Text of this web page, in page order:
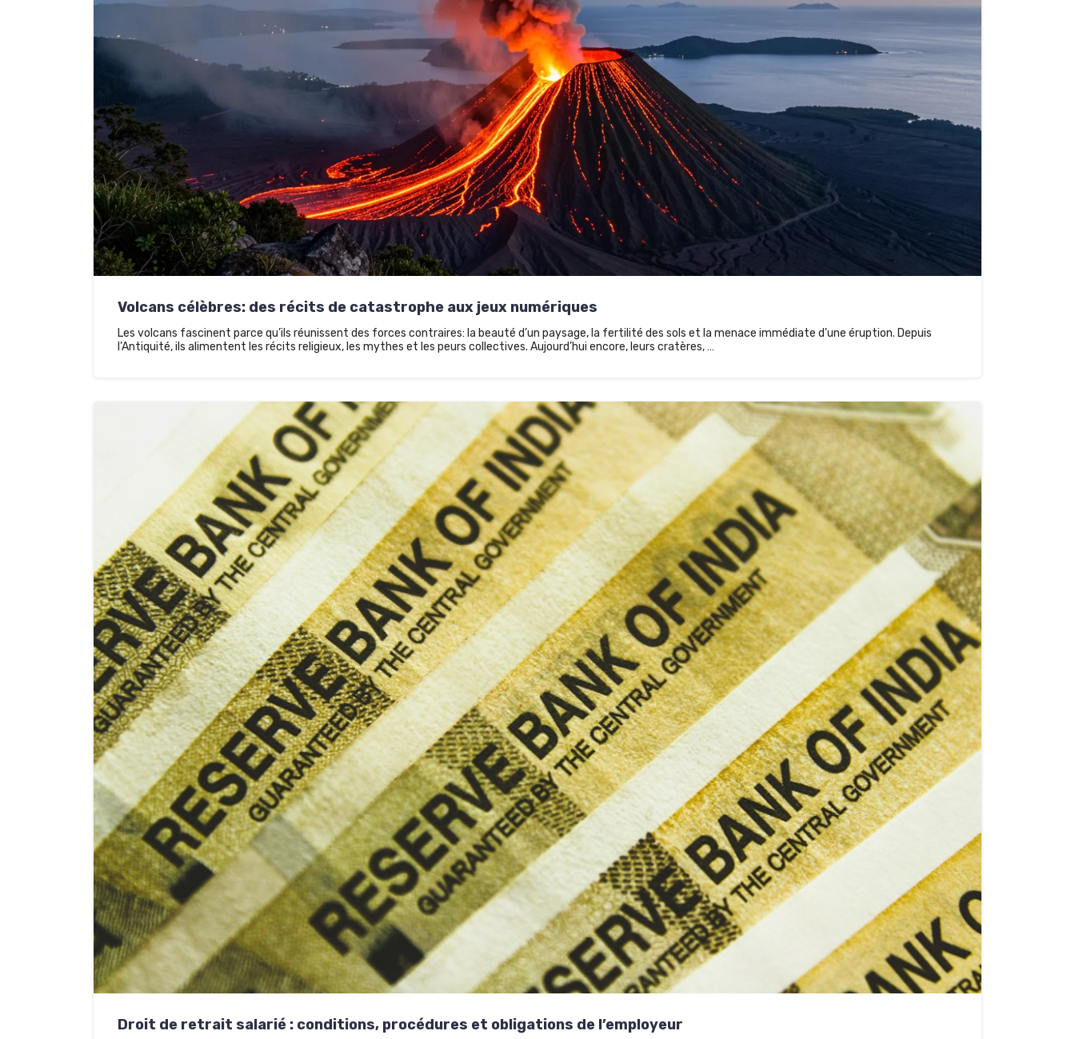
Volcans célèbres: des récits de catastrophe aux jeux numériques
Les volcans fascinent parce qu’ils réunissent des forces contraires: la beauté d’un paysage, la fertilité des sols et la menace immédiate d’une éruption. Depuis
l’Antiquité, ils alimentent les récits religieux, les mythes et les peurs collectives. Aujourd’hui encore, leurs cratères, …
Droit de retrait salarié : conditions, procédures et obligations de l’employeur